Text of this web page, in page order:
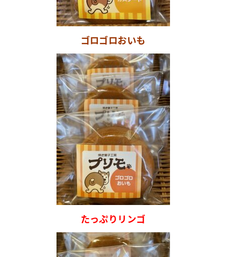
ゴロゴロおいも
たっぷりリンゴ